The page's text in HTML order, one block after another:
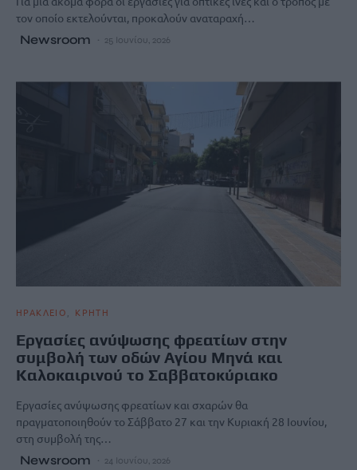
τον οποίο εκτελούνται, προκαλούν αναταραχή…
Newsroom 25 Ιουνίου, 2026
ΗΡΑΚΛΕΙΟ ΚΡΗΤΗ
Εργασίες ανύψωσης φρεατίων στην
συμβολή των οδών Αγίου Μηνά και
Καλοκαιρινού το Σαββατοκύριακο
Εργασίες ανύψωσης φρεατίων και σχαρών θα
πραγματοποιηθούν το Σάββατο 27 και την Κυριακή 28 Ιουνίου,
στη συμβολή της…
Newsroom 24 Ιουνίου, 2026